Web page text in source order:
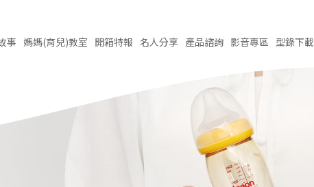
事 媽媽(育兒)教室 開箱特報 名人分享 產品諮詢 影音專區 型錄下載